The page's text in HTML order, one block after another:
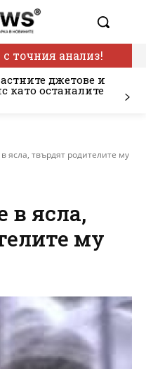
точния анализ!
джетове и
като останалите
ясла, твърдят родителите му
в ясла,
му